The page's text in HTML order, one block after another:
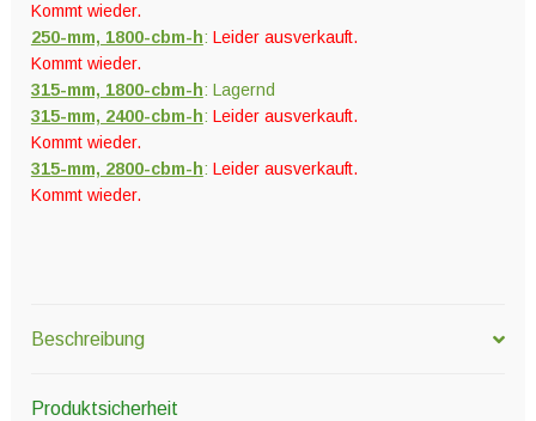
Kommt wieder.
250-mm, 1800-cbm-h: Leider ausverkauft.
Kommt wieder.
315-mm, 1800-cbm-h: Lagernd
315-mm, 2400-cbm-h: Leider ausverkauft.
Kommt wieder.
315-mm, 2800-cbm-h: Leider ausverkauft.
Kommt wieder.
Beschreibung
Produktsicherheit